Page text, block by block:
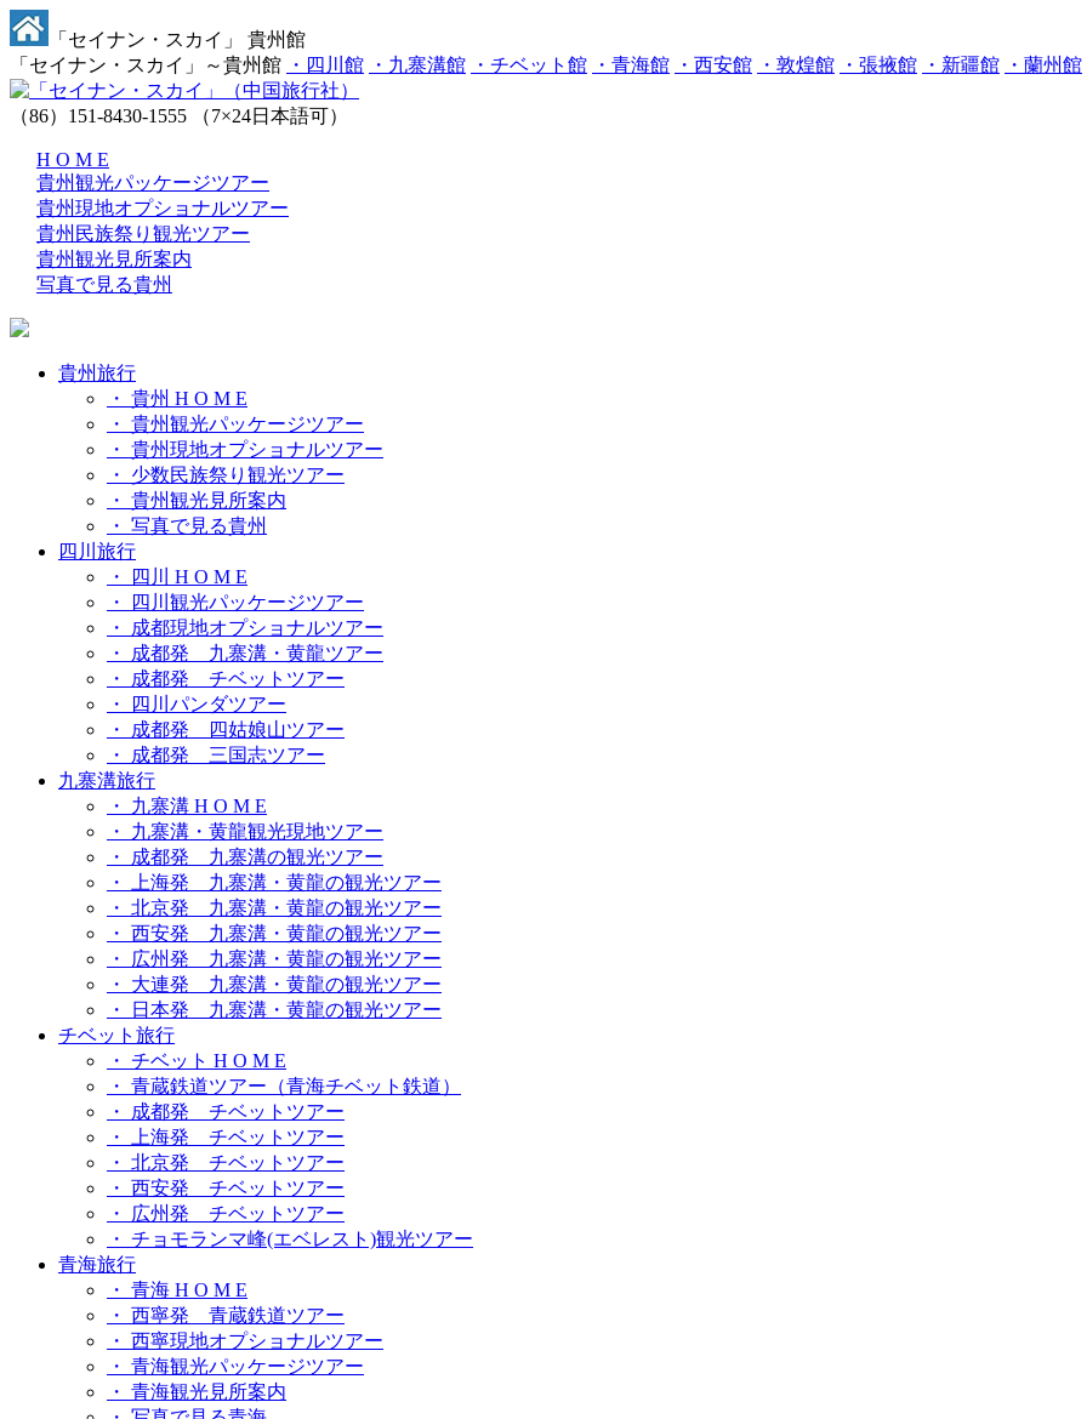
「セイナン・スカイ」 貴州館
「セイナン・スカイ」～貴州館
・四川館 ・九寨溝館 ・チベット館 ・青海館 ・西安館 ・敦煌館 ・張掖館 ・新疆館 ・蘭州館
（86）151-8430-1555 （7×24日本語可）
H O M E
貴州観光パッケージツアー
貴州現地オプショナルツアー
貴州民族祭り観光ツアー
貴州観光見所案内
写真で見る貴州
貴州旅行
・ 貴州 H O M E
・ 貴州観光パッケージツアー
・ 貴州現地オプショナルツアー
・ 少数民族祭り観光ツアー
・ 貴州観光見所案内
・ 写真で見る貴州
四川旅行
・ 四川 H O M E
・ 四川観光パッケージツアー
・ 成都現地オプショナルツアー
・ 成都発 九寨溝・黄龍ツアー
・ 成都発 チベットツアー
・ 四川パンダツアー
・ 成都発 四姑娘山ツアー
・ 成都発 三国志ツアー
九寨溝旅行
・ 九寨溝 H O M E
・ 九寨溝・黄龍観光現地ツアー
・ 成都発 九寨溝の観光ツアー
・ 上海発 九寨溝・黄龍の観光ツアー
・ 北京発 九寨溝・黄龍の観光ツアー
・ 西安発 九寨溝・黄龍の観光ツアー
・ 広州発 九寨溝・黄龍の観光ツアー
・ 大連発 九寨溝・黄龍の観光ツアー
・ 日本発 九寨溝・黄龍の観光ツアー
チベット旅行
・ チベット H O M E
・ 青蔵鉄道ツアー（青海チベット鉄道）
・ 成都発 チベットツアー
・ 上海発 チベットツアー
・ 北京発 チベットツアー
・ 西安発 チベットツアー
・ 広州発 チベットツアー
・ チョモランマ峰(エベレスト)観光ツアー
青海旅行
・ 青海 H O M E
・ 西寧発 青蔵鉄道ツアー
・ 西寧現地オプショナルツアー
・ 青海観光パッケージツアー
・ 青海観光見所案内